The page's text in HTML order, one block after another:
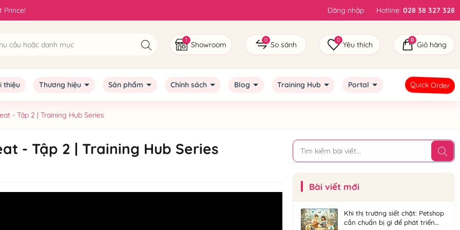
Prince! Đăng nhập Hotline: 028 38 327 328
1
Showroom
0
So sánh
0
Yêu thích
0
Giỏ hàng
thiệu Thương hiệu Sản phẩm Chính sách Blog Training Hub Portal Quick Order
- Tập 2 | Training Hub Series
- Tập 2 | Training Hub Series
Bài viết mới
Khi thị trường siết chặt: Petshop
cần chuẩn bị gì để phát triển